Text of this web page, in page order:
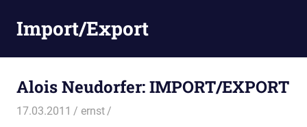
InhaltImport/Export
Alois Neudorfer: IMPORT/EXPORT
17.03.2011 ernst